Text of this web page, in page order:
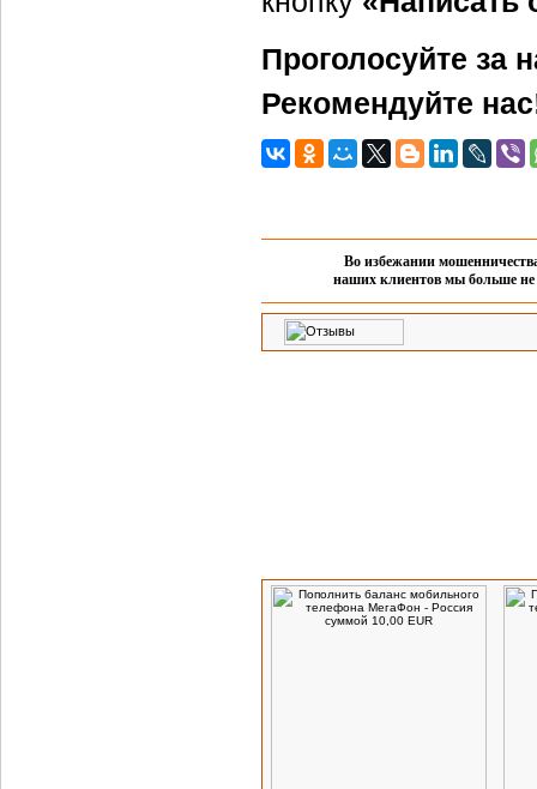
Проголосуйте за
Рекомендуйте
Во избежании
наших клиентов мы больше не